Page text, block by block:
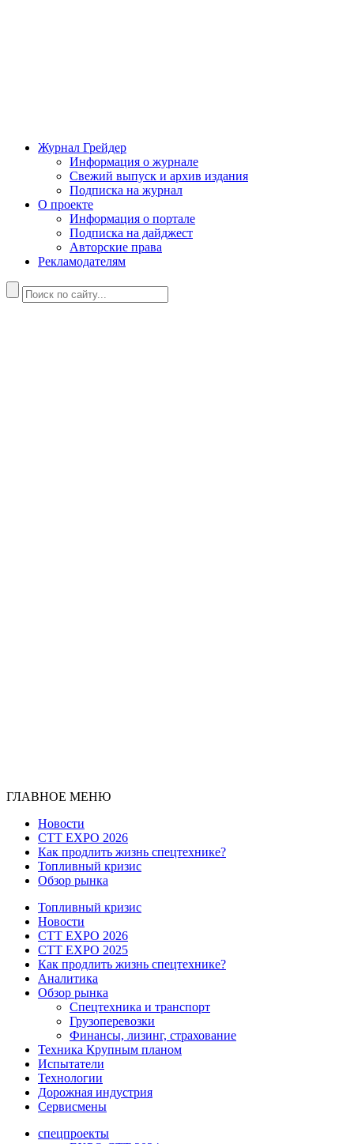
Журнал Грейдер
Информация о журнале
Свежий выпуск и архив издания
Подписка на журнал
О проекте
Информация о портале
Подписка на дайджест
Авторские права
Рекламодателям
ГЛАВНОЕ МЕНЮ
Новости
CTT EXPO 2026
Как продлить жизнь спецтехнике?
Топливный кризис
Обзор рынка
Топливный кризис
Новости
CTT EXPO 2026
CTT EXPO 2025
Как продлить жизнь спецтехнике?
Аналитика
Обзор рынка
Спецтехника и транспорт
Грузоперевозки
Финансы, лизинг, страхование
Техника Крупным планом
Испытатели
Технологии
Дорожная индустрия
Сервисмены
спецпроекты